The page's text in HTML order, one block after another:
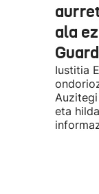
ala
Iustitia
eta